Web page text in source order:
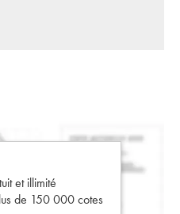
et illimité
de 150 000 cotes